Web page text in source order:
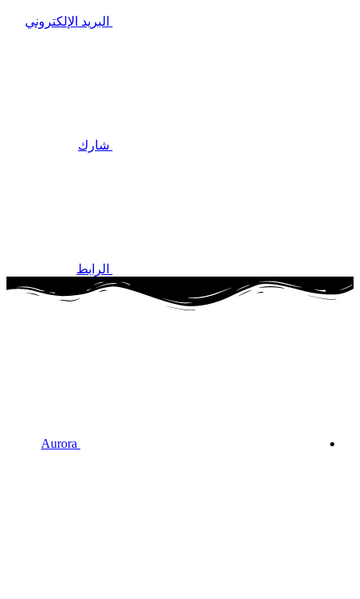
البريد الإلكتروني
شارك
الرابط